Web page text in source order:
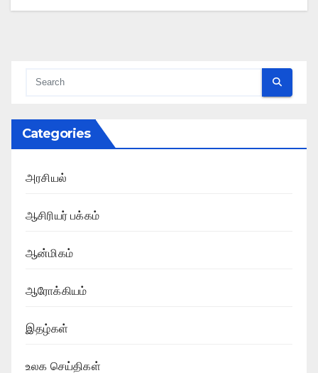
Categories
அரசியல்
ஆசிரியர் பக்கம்
ஆன்மிகம்
ஆரோக்கியம்
இதழ்கள்
உலக செய்திகள்